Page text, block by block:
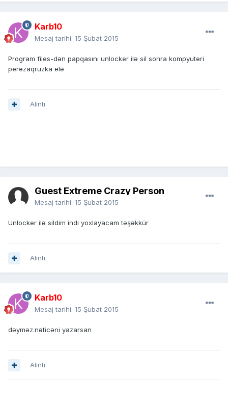
Karb10
Mesaj tarihi: 15 Şubat 2015
Program files-dən papqasını unlocker ilə sil sonra kompyuteri
perezaqruzka elə
Alıntı
Guest Extreme Crazy Person
Mesaj tarihi: 15 Şubat 2015
Unlocker ilə sildim indi yoxlayacam təşəkkür
Alıntı
Karb10
Mesaj tarihi: 15 Şubat 2015
dəyməz.nəticəni yazarsan
Alıntı